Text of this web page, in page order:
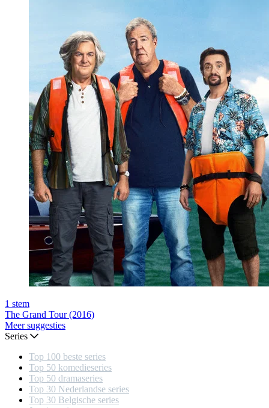
1 stem
The Grand Tour (2016)
Meer suggesties
Series
Top 100 beste series
Top 50 komedieseries
Top 50 dramaseries
Top 30 Nederlandse series
Top 30 Belgische series